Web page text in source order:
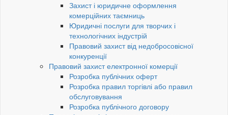
Захист і юридичне оформлення
комерційних таємниць
Юридичні послуги для творчих і
технологічних індустрій
Правовий захист від недобросовісної
конкуренції
Правовий захист електронної комерції
Розробка публічних оферт
Розробка правил торгівлі або правил
обслуговування
Розробка публічного договору